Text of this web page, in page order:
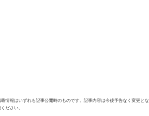
情報はいずれも記事公開時のものです。記事内容は今後予告なく変更と
ださい。